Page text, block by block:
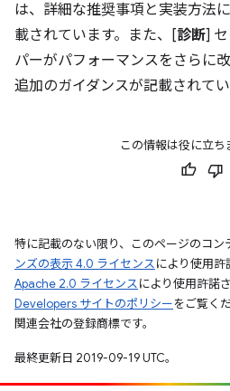
は、詳細な推奨事項と実装方法
載されています。また、[診断]
パーがパフォーマンスをさらに
追加のガイダンスが記載されてい
この情報は役に立ち
特に記載のない限り、このページのコン
ンズの表示 4.0 ライセンスにより使用
Apache 2.0 ライセンスにより使用許諾
Developers サイトのポリシーをご覧く
関連会社の登録商標です。
最終更新日 2019-09-19 UTC。